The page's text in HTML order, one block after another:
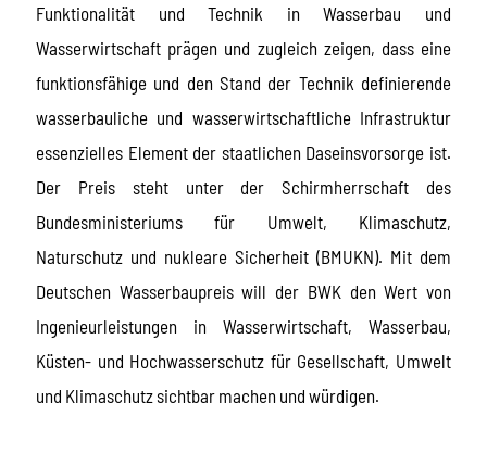
Funktionalität und Technik in Wasserbau und
Wasserwirtschaft prägen und zugleich zeigen, dass eine
funktionsfähige und den Stand der Technik definierende
wasserbauliche und wasserwirtschaftliche Infrastruktur
essenzielles Element der staatlichen Daseinsvorsorge ist.
Der Preis steht unter der Schirmherrschaft des
Bundesministeriums für Umwelt, Klimaschutz,
Naturschutz und nukleare Sicherheit (BMUKN). Mit dem
Deutschen Wasserbaupreis will der BWK den Wert von
Ingenieurleistungen in Wasserwirtschaft, Wasserbau,
Küsten- und Hochwasserschutz für Gesellschaft, Umwelt
und Klimaschutz sichtbar machen und würdigen.